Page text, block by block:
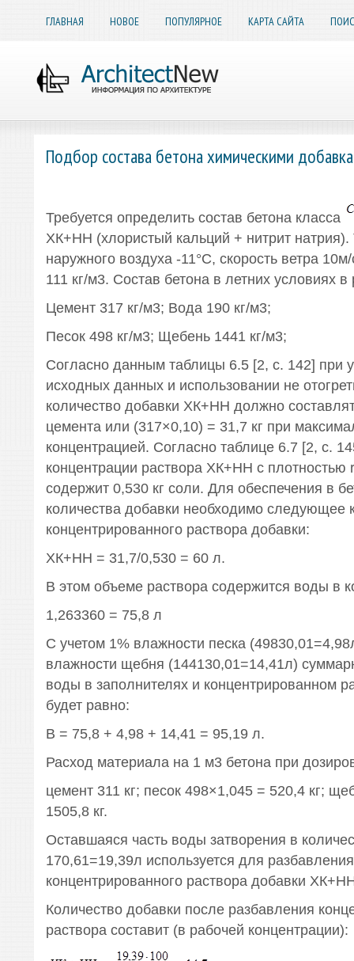
ГЛАВНАЯ НОВОЕ ПОПУЛЯРНОЕ КАРТА САЙТА
Подбор состава бетона химическими
Требуется определить состав бетона класса
ХК+НН (хлористый кальций + нитрит натрия).
наружного воздуха -11°С, скорость ветра
111 кг/м3. Состав бетона в летних условиях в
Цемент 317 кг/м3; Вода 190 кг/м3;
Песок 498 кг/м3; Щебень 1441 кг/м3;
Согласно данным таблицы 6.5 [2, с. 142] при
исходных данных и использовании не
количество добавки ХК+НН должно
цемента или (317×0,10) = 31,7 кг при
концентрацией. Согласно таблице 6.7 [2, с.
концентрации раствора ХК+НН с плотностью
содержит 0,530 кг соли. Для обеспечения в
количества добавки необходимо следующее
концентрированного раствора добавки:
ХК+НН = 31,7/0,530 = 60 л.
В этом объеме раствора содержится воды в
1,263360 = 75,8 л
С учетом 1% влажности песка
влажности щебня (144130,01=14,41л)
воды в заполнителях и концентрированном
будет равно:
В = 75,8 + 4,98 + 14,41 = 95,19 л.
Расход материала на 1 м3 бетона при
цемент 311 кг; песок 498×1,045 = 520,4 кг;
1505,8 кг.
Оставшаяся часть воды затворения в
170,61=19,39л используется для разбавления
концентрированного раствора добавки
Количество добавки после разбавления
раствора составит (в рабочей концентрации):